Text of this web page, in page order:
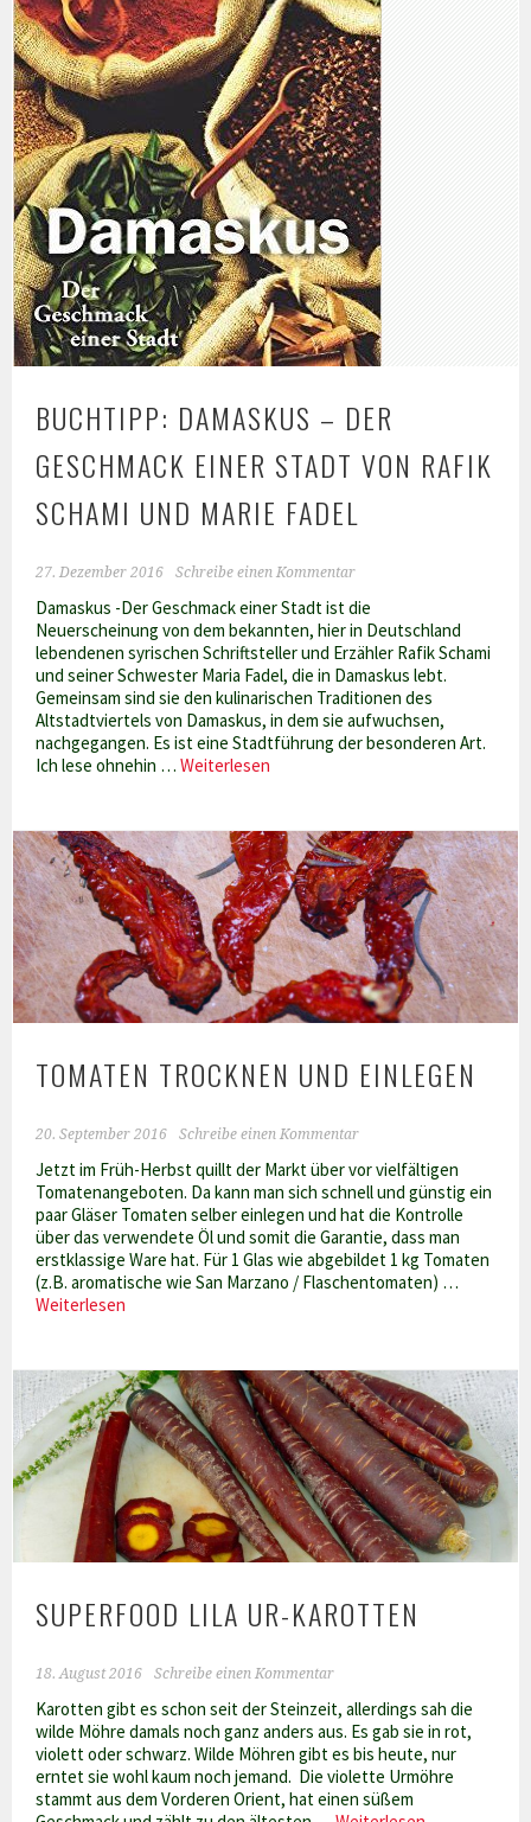
BUCHTIPP: DAMASKUS – DER
GESCHMACK EINER STADT VON RAFIK
SCHAMI UND MARIE FADEL
27. Dezember 2016 Schreibe einen Kommentar
Damaskus -Der Geschmack einer Stadt ist die
Neuerscheinung von dem bekannten, hier in Deutschland
lebendenen syrischen Schriftsteller und Erzähler Rafik Schami
und seiner Schwester Maria Fadel, die in Damaskus lebt.
Gemeinsam sind sie den kulinarischen Traditionen des
Altstadtviertels von Damaskus, in dem sie aufwuchsen,
nachgegangen. Es ist eine Stadtführung der besonderen Art.
Ich lese ohnehin …Weiterlesen
Der
Geschmack
einer
Stadt
von
Rafik
Schami
und
Marie
TOMATEN TROCKNEN UND EINLEGEN
20. September 2016 Schreibe einen Kommentar
Jetzt im Früh-Herbst quillt der Markt über vor vielfältigen
Tomatenangeboten. Da kann man sich schnell und günstig ein
paar Gläser Tomaten selber einlegen und hat die Kontrolle
über das verwendete Öl und somit die Garantie, dass man
erstklassige Ware hat. Für 1 Glas wie abgebildet 1 kg Tomaten
(z.B. aromatische wie San Marzano / Flaschentomaten) …
Weiterlesen
einlegen
SUPERFOOD LILA UR-KAROTTEN
18. August 2016 Schreibe einen Kommentar
Karotten gibt es schon seit der Steinzeit, allerdings sah die
wilde Möhre damals noch ganz anders aus. Es gab sie in rot,
violett oder schwarz. Wilde Möhren gibt es bis heute, nur
erntet sie wohl kaum noch jemand. Die violette Urmöhre
stammt aus dem Vorderen Orient, hat einen süßem